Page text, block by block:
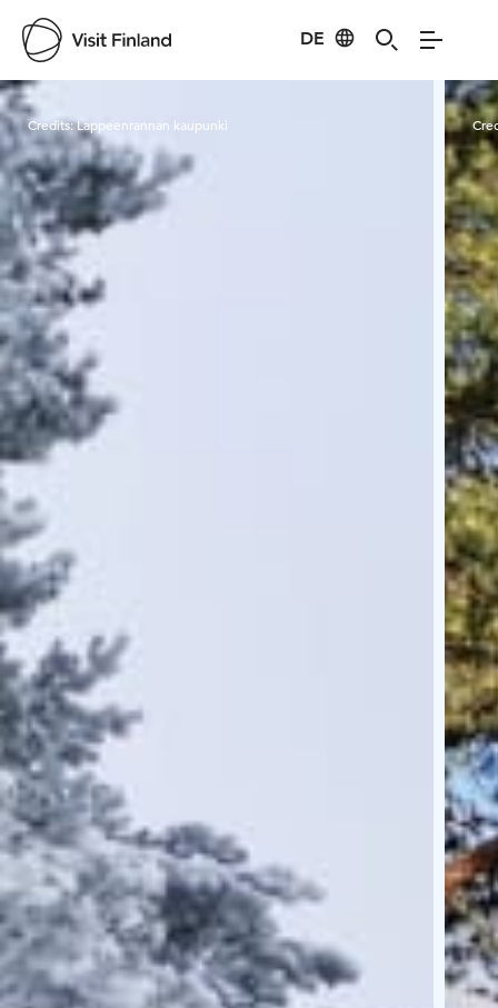
DE
Visit Finland
Credits:Lappeenrannan kaupunki